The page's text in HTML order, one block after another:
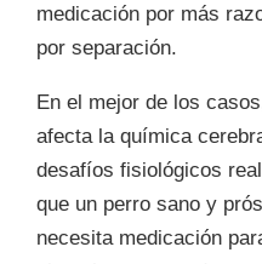
medicación por más
por separación.
En el mejor de los
afecta la química
desafíos fisiológicos
que un perro sano y
necesita medicación